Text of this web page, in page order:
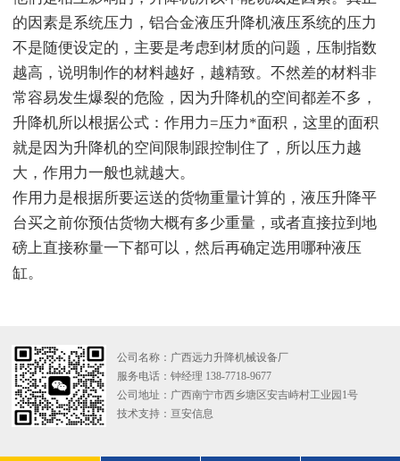
的因素是系统压力，铝合金液压升降机液压系统的压力
不是随便设定的，主要是考虑到材质的问题，压制指数
越高，说明制作的材料越好，越精致。不然差的材料非
常容易发生爆裂的危险，因为升降机的空间都差不多，
升降机所以根据公式：作用力=压力*面积，这里的面积
就是因为升降机的空间限制跟控制住了，所以压力越
大，作用力一般也就越大。
作用力是根据所要运送的货物重量计算的，液压升降平
台买之前你预估货物大概有多少重量，或者直接拉到地
磅上直接称量一下都可以，然后再确定选用哪种液压
缸。
公司名称：广西远力升降机械设备厂
服务电话：钟经理 138-7718-9677
公司地址：广西南宁市西乡塘区安吉峙村工业园1号
技术支持： 亘安信息